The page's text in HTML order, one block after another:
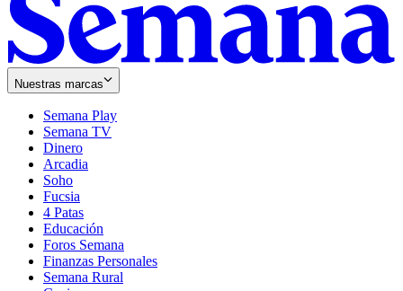
Nuestras marcas
Semana Play
Semana TV
Dinero
Arcadia
Soho
in
new
window
Fucsia
in
new
window
4 Patas
Educación
Foros Semana
Finanzas Personales
Semana Rural